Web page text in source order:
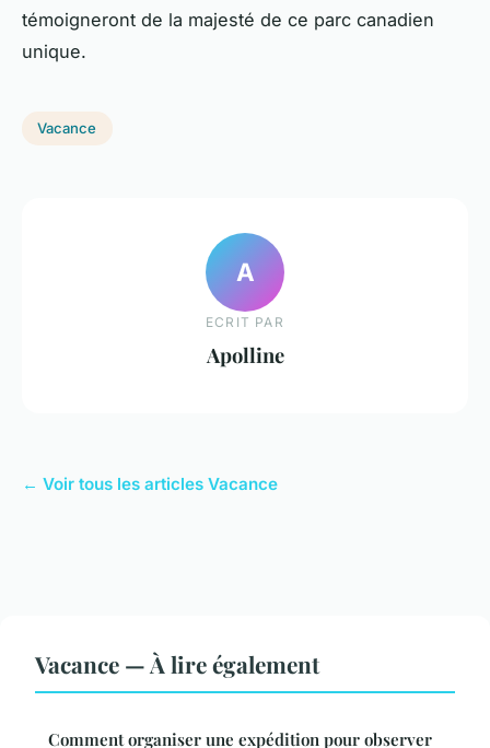
témoigneront de la majesté de ce parc canadien
unique.
Vacance
A
ECRIT PAR
Apolline
← Voir tous les articles Vacance
Vacance — À lire également
Comment organiser une expédition pour observer